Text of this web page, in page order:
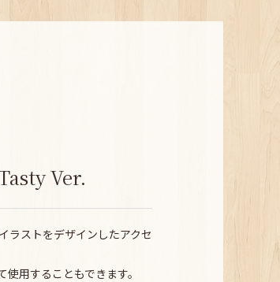
Ver.
ラストをデザインしたアクセ
用することもできます。